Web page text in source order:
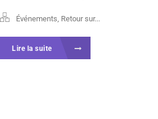
Événements Retour sur...
Lire la suite